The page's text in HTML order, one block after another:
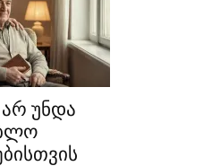
უნდა